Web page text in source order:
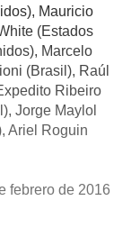
Mauricio
(Estados
Marcelo
(Brasil), Raúl
Ribeiro
Jorge Maylol
Ariel Roguin
febrero de 2016